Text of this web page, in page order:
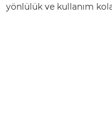
yönlülük ve kullanım